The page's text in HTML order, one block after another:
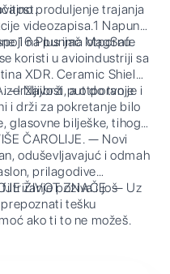
produljenje trajanja
videozapisa.1 Napuni
na punjač MagSafe
16 Plus ima otpornu
koristi u avioindustriji sa
XDR. Ceramic Shield
a otporan je i
— Najbrži put do tvoje
i drži za pokretanje bilo
glasovne bilješke, tihog
ČAROLIJE. — Novi
oduševljavajuć i odmah
prilagodive
poziva i još
ŽIVOT ZNAČE. — Uz
tešku
ako ti to ne možeš.